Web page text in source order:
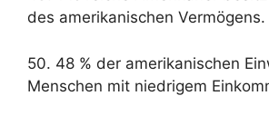
des amerikanischen Vermögens.
50. 48 % der amerikanischen
Menschen mit niedrigem